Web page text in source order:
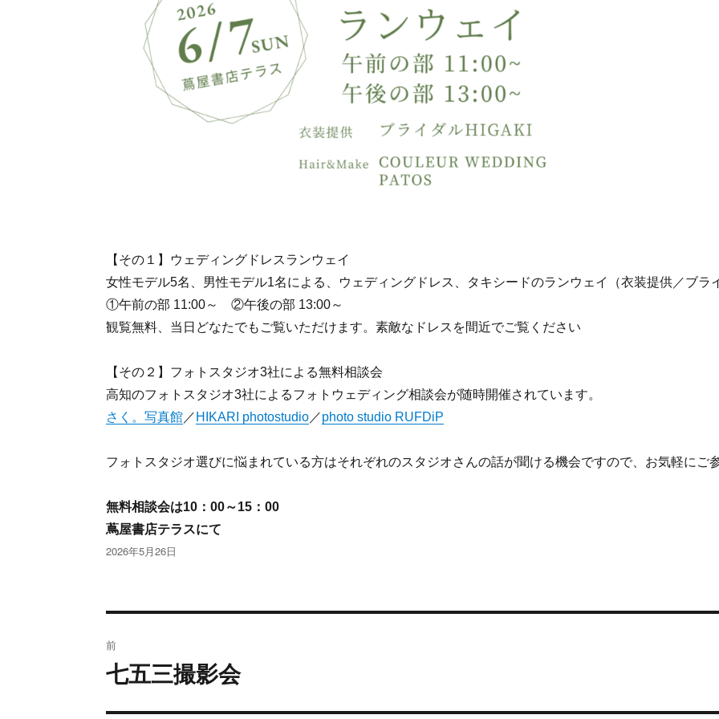
【その１】ウェディングドレスランウェイ
女性モデル5名、男性モデル1名による、ウェディングドレス、タキシードのランウェイ（衣装提供／ブラ
①午前の部 11:00～ ②午後の部 13:00～
観覧無料、当日どなたでもご覧いただけます。素敵なドレスを間近でご覧ください
【その２】フォトスタジオ3社による無料相談会
高知のフォトスタジオ3社によるフォトウェディング相談会が随時開催されています。
さく。写真館 ／ HIKARI photostudio ／photo studio RUFDiP
フォトスタジオ選びに悩まれている方はそれぞれのスタジオさんの話が聞ける機会ですので、お気軽にご
無料相談会は10：00～15：00
蔦屋書店テラスにて
投
2026年5月26日
稿
前
過
の
七五三撮影会